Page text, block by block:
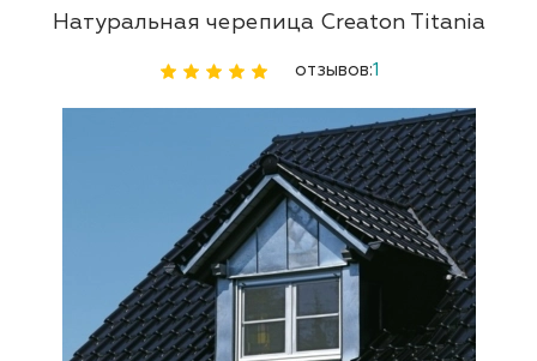
Натуральная черепица Creaton Titania
отзывов:1